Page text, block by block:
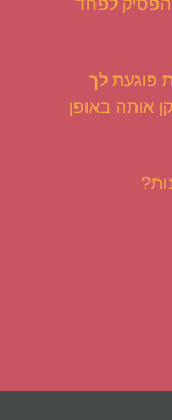
לפחד
פוגעת לך
אותה באופן